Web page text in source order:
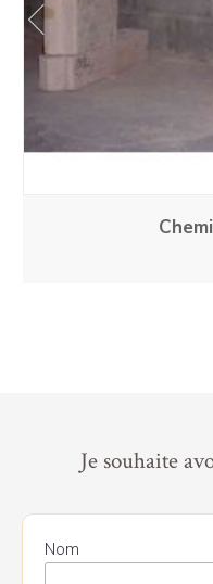
prev
Je souhaite
Nom